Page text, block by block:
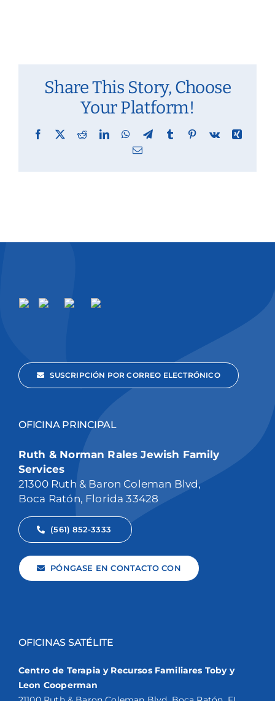
Share This Story, Choose
Your Platform!
Facebook
X RedditLinkedInWhatsApp
TelegramTumblr Pinterest
Vk
Xing
Email
SUSCRIPCIÓN POR CORREO ELECTRÓNICO
OFICINA PRINCIPAL
Ruth & Norman Rales Jewish Family
Services
21300 Ruth & Baron Coleman Blvd,
Boca Ratón, Florida 33428
(561) 852-3333
PÓNGASE EN CONTACTO CON
OFICINAS SATÉLITE
Centro de Terapia y Recursos Familiares Toby y
Leon Cooperman